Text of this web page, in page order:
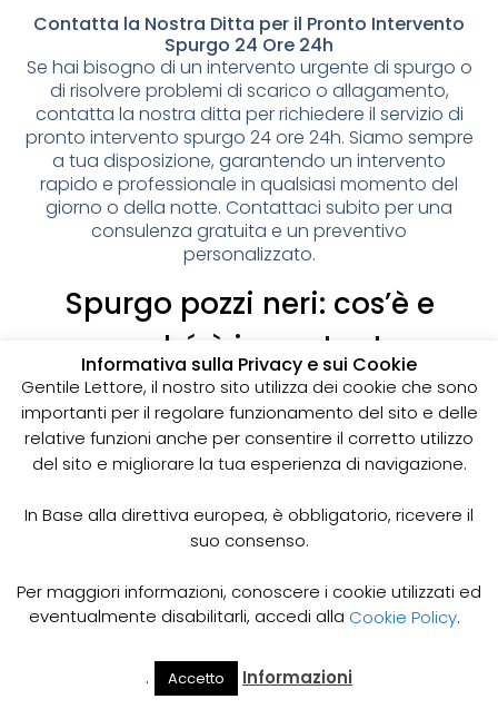
Contatta la Nostra Ditta per il Pronto Intervento
Spurgo 24 Ore 24h
Se hai bisogno di un intervento urgente di spurgo o
di risolvere problemi di scarico o allagamento,
contatta la nostra ditta per richiedere il servizio di
pronto intervento spurgo 24 ore 24h. Siamo sempre
a tua disposizione, garantendo un intervento
rapido e professionale in qualsiasi momento del
giorno o della notte. Contattaci subito per una
consulenza gratuita e un preventivo
personalizzato.
Spurgo pozzi neri: cos’è e
perché è importante
I pozzi neri sono delle strutture sotterranee utilizzate
per la raccolta delle acque reflue domestiche,
soprattutto in zone dove non è disponibile un
sistema di smaltimento delle acque fognarie. Lo
spurgo dei pozzi neri è un’operazione essenziale
e prevenire il rischio di allagamenti, cattivi odori e
infezioni.
Come funziona lo spurgo dei pozzi neri
Lo spurgo dei pozzi neri viene effettuato mediante
specifiche, in grado di aspirare e rimuovere le
acque reflue e i sedimenti accumulati all’interno del
Cerca Il Mio
Informativa sulla Privacy e sui Cookie
Gentile Lettore, il nostro sito utilizza dei cookie che sono
importanti per il regolare funzionamento del sito e delle
relative funzioni anche per consentire il corretto utilizzo
del sito e migliorare la tua esperienza di navigazione.
In Base alla direttiva europea, è obbligatorio, ricevere il
suo consenso.
Per maggiori informazioni, conoscere i cookie utilizzati ed
eventualmente disabilitarli, accedi alla Cookie Policy.
. Accetto Informazioni